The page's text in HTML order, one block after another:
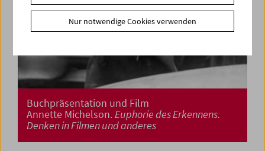
Buchpräsentation und Film
Annette Michelson.Euphorie des Erkennens.
Denken in Filmen und anderes
Nur notwendige Cookies verwenden